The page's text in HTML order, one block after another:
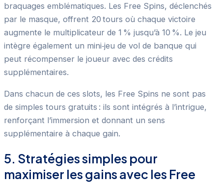
braquages emblématiques. Les Free Spins, déclenchés
par le masque, offrent 20 tours où chaque victoire
augmente le multiplicateur de 1 % jusqu’à 10 %. Le jeu
intègre également un mini‑jeu de vol de banque qui
peut récompenser le joueur avec des crédits
supplémentaires.
Dans chacun de ces slots, les Free Spins ne sont pas
de simples tours gratuits : ils sont intégrés à l’intrigue,
renforçant l’immersion et donnant un sens
supplémentaire à chaque gain.
5. Stratégies simples pour
maximiser les gains avec les Free